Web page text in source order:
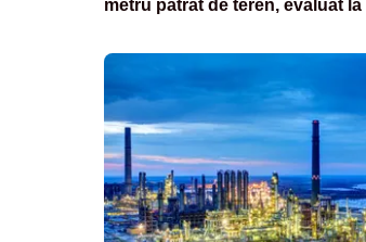
metru pătrat de teren, evaluat